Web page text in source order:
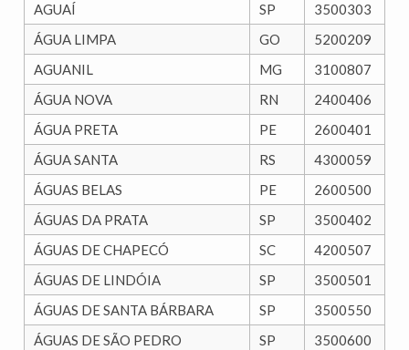
AGUAÍ
SP
3500303
ÁGUA LIMPA
GO
5200209
AGUANIL
MG
3100807
ÁGUA NOVA
RN
2400406
ÁGUA PRETA
PE
2600401
ÁGUA SANTA
RS
4300059
ÁGUAS BELAS
PE
2600500
ÁGUAS DA PRATA
SP
3500402
ÁGUAS DE CHAPECÓ
SC
4200507
ÁGUAS DE LINDÓIA
SP
3500501
ÁGUAS DE SANTA BÁRBARA
SP
3500550
ÁGUAS DE SÃO PEDRO
SP
3500600